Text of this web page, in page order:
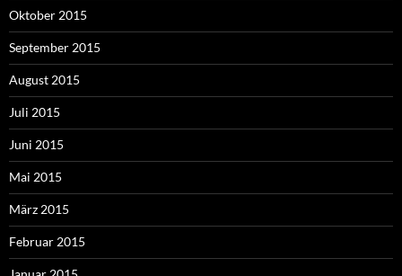
Oktober 2015
September 2015
August 2015
Juli 2015
Juni 2015
Mai 2015
März 2015
Februar 2015